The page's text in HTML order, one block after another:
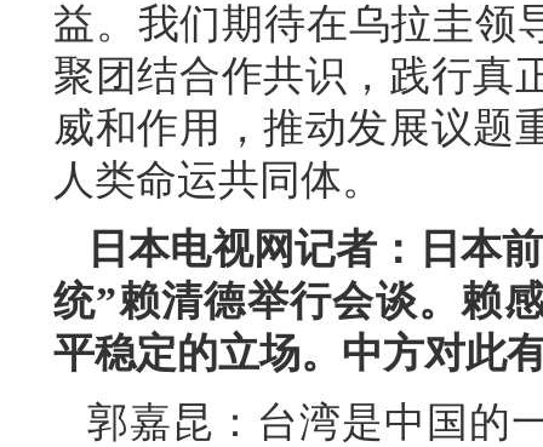
益。我们期待在乌拉圭领
聚团结合作共识，践行真
威和作用，推动发展议题
人类命运共同体。
日本电视网记者：日本
统”赖清德举行会谈。赖
平稳定的立场。中方对此
郭嘉昆：台湾是中国的